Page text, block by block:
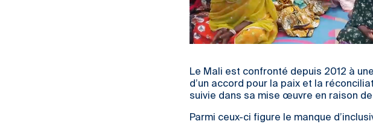
Le Mali est confronté depuis 2012 à
d’un accord pour la paix et la
suivie dans sa mise œuvre en raison
Parmi ceux-ci figure le manque